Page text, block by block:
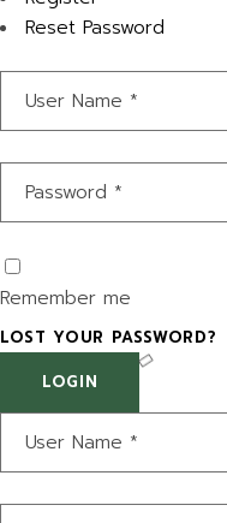
Reset Password
Remember me
LOST YOUR PASSWORD?
LOGIN